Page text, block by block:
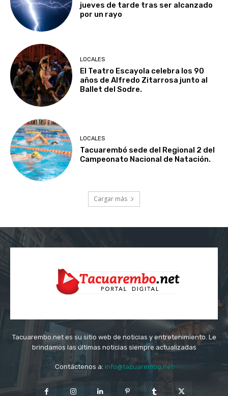
jueves de tarde tras ser alcanzado
por un rayo
LOCALES
El Teatro Escayola celebra los 90
años de Alfredo Zitarrosa junto al
Ballet del Sodre.
LOCALES
Tacuarembó sede del Regional 2 del
Campeonato Nacional de Natación.
Cargar más
Tacuarembo.net es su sitio web de noticias y entretenimiento. Le
brindamos las últimas noticias siempre actualizadas
Contáctenos a: info@tacuarembo.net